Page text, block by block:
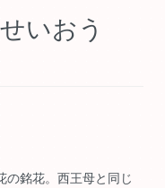
いおう
の銘花。西王母と同じ